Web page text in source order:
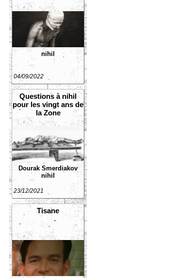
nihil
04/09/2022
Questions à nihil
pour les vingt ans de
la Zone
Dourak Smerdiakov
nihil
23/12/2021
Tisane